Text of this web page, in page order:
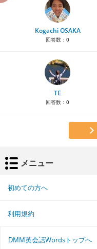
Kogachi OSAKA
回答数： 0
TE
回答数： 0
メニュー
初めての方へ
利用規約
DMM英会話Wordsトップへ